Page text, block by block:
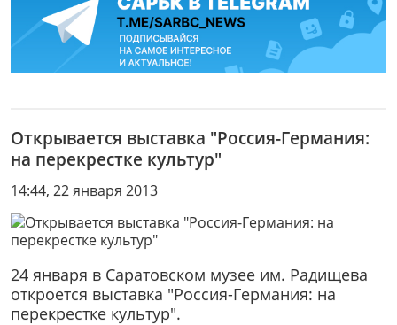
Открывается выставка "Россия-Германия:
на перекрестке культур"
14:44, 22 января 2013
24 января в Саратовском музее им. Радищева
откроется выставка "Россия-Германия: на
перекрестке культур".